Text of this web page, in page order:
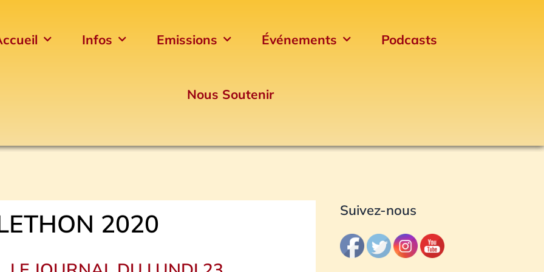
Infos Emissions Événements Podcasts
Nous Soutenir
2020 Suivez-nous
Archives